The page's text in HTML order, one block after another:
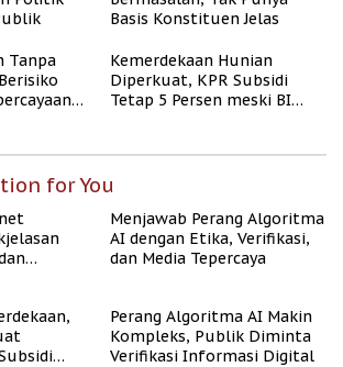
Basis Konstituen Jelas
Tanpa
Kemerdekaan Hunian
Diperkuat, KPR Subsidi
Tetap 5 Persen meski BI
for You
Menjawab Perang Algoritma
AI dengan Etika, Verifikasi,
dan Media Tepercaya
Perang Algoritma AI Makin
Kompleks, Publik Diminta
Verifikasi Informasi Digital